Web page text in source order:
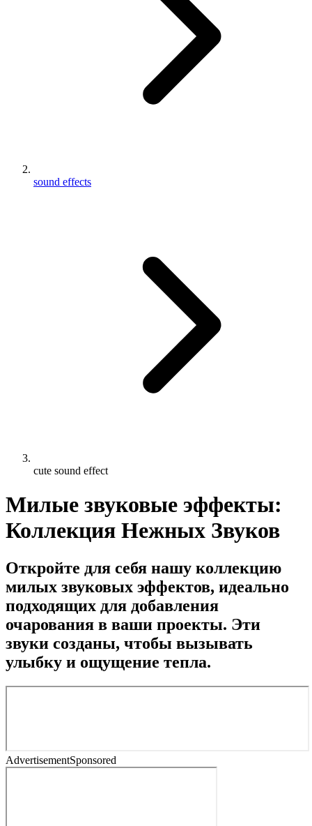
sound effects
cute sound effect
Милые звуковые эффекты:
Коллекция Нежных Звуков
Откройте для себя нашу коллекцию
милых звуковых эффектов, идеально
подходящих для добавления
очарования в ваши проекты. Эти
звуки созданы, чтобы вызывать
улыбку и ощущение тепла.
AdvertisementSponsored